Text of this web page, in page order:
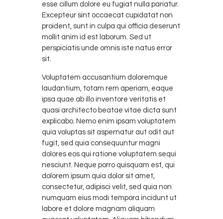
esse cillum dolore eu fugiat nulla pariatur.
Excepteur sint occaecat cupidatat non
proident, sunt in culpa qui officia deserunt
mollit anim id est laborum. Sed ut
perspiciatis unde omnis iste natus error
sit.
Voluptatem accusantium doloremque
laudantium, totam rem aperiam, eaque
ipsa quae ab illo inventore veritatis et
quasi architecto beatae vitae dicta sunt
explicabo. Nemo enim ipsam voluptatem
quia voluptas sit aspernatur aut odit aut
fugit, sed quia consequuntur magni
dolores eos qui ratione voluptatem sequi
nesciunt. Neque porro quisquam est, qui
dolorem ipsum quia dolor sit amet,
consectetur, adipisci velit, sed quia non
numquam eius modi tempora incidunt ut
labore et dolore magnam aliquam